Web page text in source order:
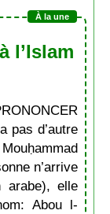
l’Islam
pas d’autre
n’arrive
arabe), elle
Abou l-